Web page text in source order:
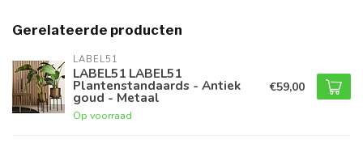
Gerelateerde producten
LABEL51
LABEL51 LABEL51
Plantenstandaards - Antiek
goud - Metaal
Op voorraad
€59,00